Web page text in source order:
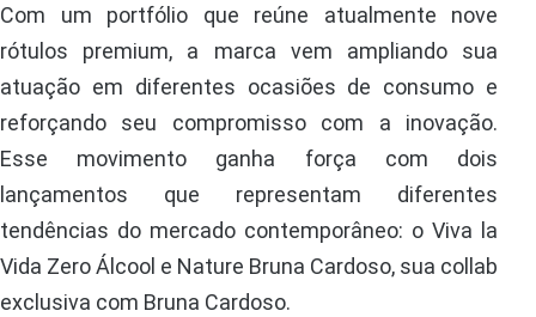
Com um portfólio que reúne atualmente nove
rótulos premium, a marca vem ampliando sua
atuação em diferentes ocasiões de consumo e
reforçando seu compromisso com a inovação.
Esse movimento ganha força com dois
lançamentos que representam diferentes
tendências do mercado contemporâneo: o Viva la
Vida Zero Álcool e Nature Bruna Cardoso, sua collab
exclusiva com Bruna Cardoso.